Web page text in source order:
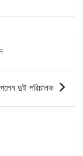
দুই পরিচালক